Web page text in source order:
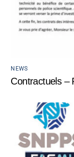
NEWS
Contractuels –